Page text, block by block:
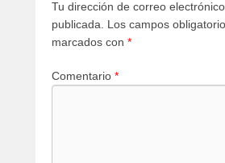
Tu dirección de correo
publicada.
Los campos
marcados con *
Comentario *